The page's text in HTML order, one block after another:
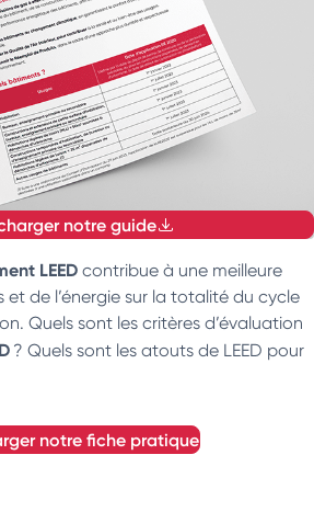
notre guide
LEED contribue à une meilleure
et de l’énergie sur la totalité du cycle
Quels sont les critères d’évaluation
? Quels sont les atouts de LEED pour
notre fiche pratique